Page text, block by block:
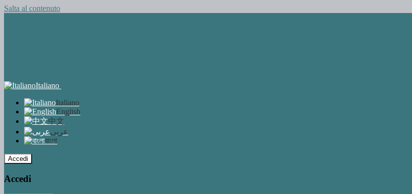
Salta al contenuto
Italiano
Italiano
English
中文
عربى
বাংলা
Accedi
Accedi